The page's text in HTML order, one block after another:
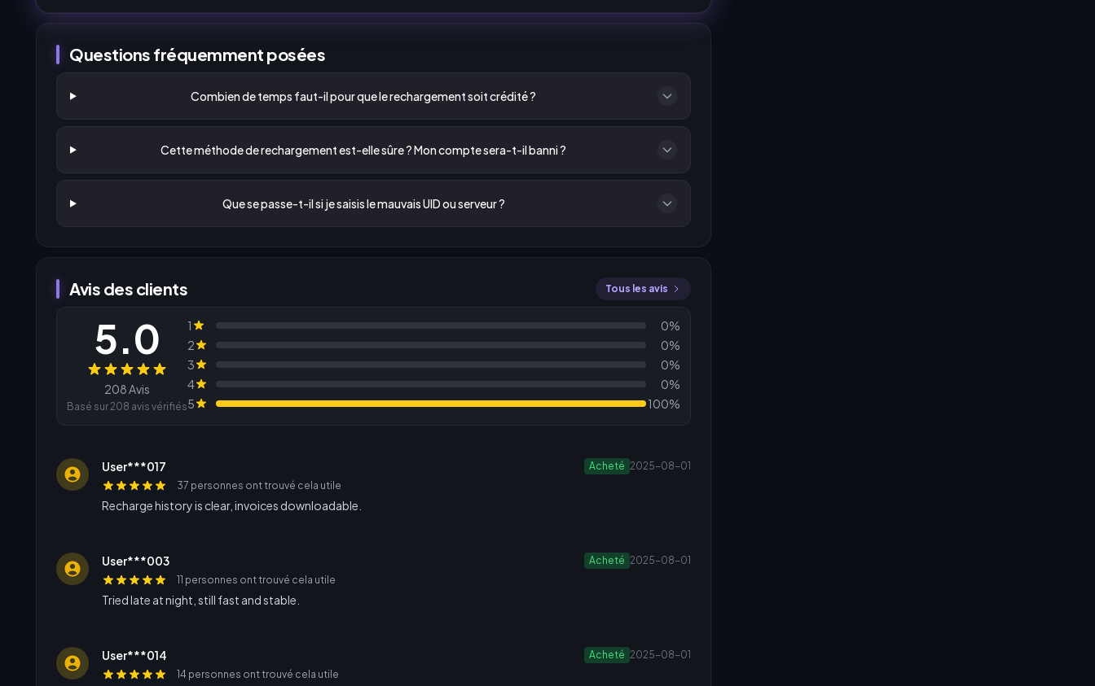
Questions fréquemment posées
Combien de temps faut-il pour que le rechargement soit crédité ?
Cette méthode de rechargement est-elle sûre ? Mon compte sera-t-il banni ?
Que se passe-t-il si je saisis le mauvais UID ou serveur ?
Avis des clients Tous les avis
Avis
5.0
208 Avis
Basé sur 208 avis vérifiés
1
0%
2
0%
3
0%
4
0%
5
100%
User***017 Acheté 2025-08-01
37 personnes ont trouvé cela utile
Recharge history is clear, invoices downloadable.
User***003 Acheté 2025-08-01
11 personnes ont trouvé cela utile
Tried late at night, still fast and stable.
User***014 Acheté 2025-08-01
14 personnes ont trouvé cela utile